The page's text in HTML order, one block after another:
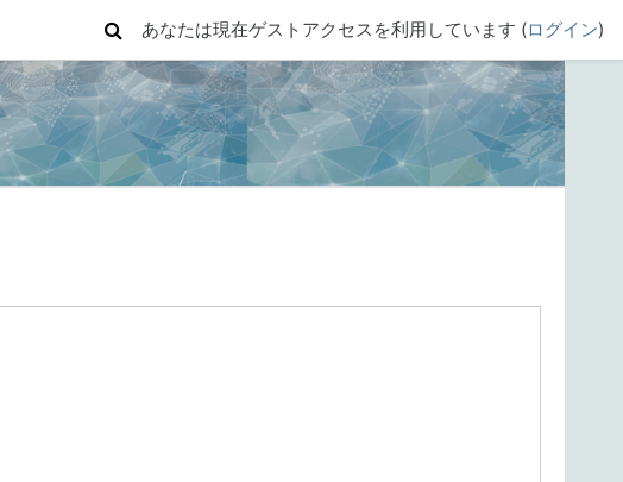
あなたは現在ゲストアクセスを利用しています (ログイン)